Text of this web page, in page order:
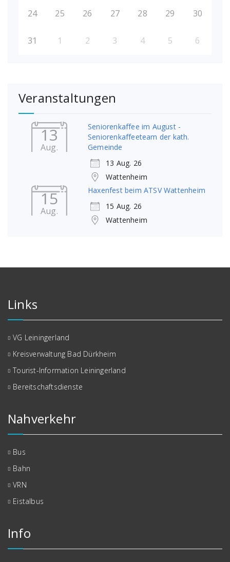
24 25 26 27 28 29 30
31 1 2 3 4 5 6
Veranstaltungen
13
Aug.
Seniorenkaffee im August -
Seniorenkaffeeteam der kath.
Gemeinde
13 Aug. 26
Wattenheim
15
Aug.
Haxenfest beim ATSV Wattenheim
15 Aug. 26
Wattenheim
Links
VG Leiningerland
Kreisverwaltung Bad Dürkheim
Tourist-Information Leiningerland
Bereitschaftsdienste
Nahverkehr
Bus
Bahn
VRN
Eistalbus
Info